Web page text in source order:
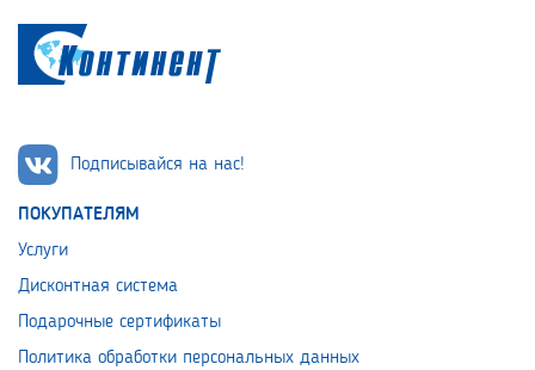
Подписывайся на нас!
ПОКУПАТЕЛЯМ
Услуги
Дисконтная система
Подарочные сертификаты
Политика обработки персональных данных